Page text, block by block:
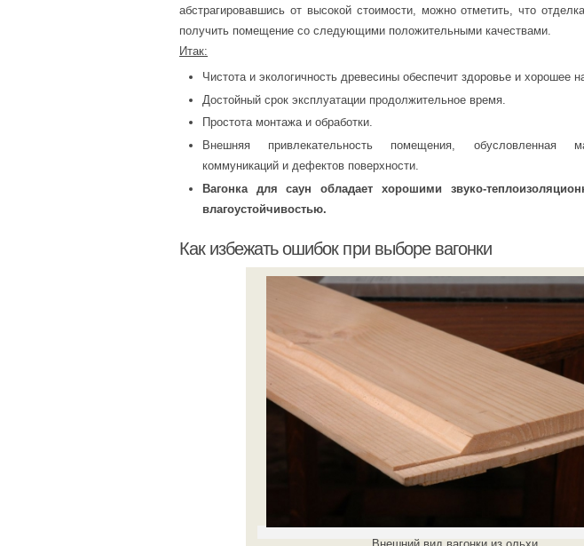
абстрагировавшись от высокой стоимости, можно отметить, что
получить помещение со следующими положительными качествами.
Итак:
Чистота и экологичность древесины обеспечит здоровье и хорошее
Достойный срок эксплуатации продолжительное время.
Простота монтажа и обработки.
Внешняя привлекательность помещения, обусловленная
коммуникаций и дефектов поверхности.
Вагонка для саун обладает хорошими звуко-
влагоустойчивостью.
Как избежать ошибок при выборе вагонки